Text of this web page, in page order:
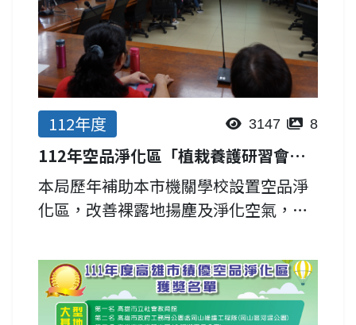
112年度 3147 8
112年空品淨化區「植栽養護研習會」2場次
本局歷年補助本市機關學校設置空品淨
化區，改善裸露地揚塵及淨化空氣，為
質，特敦聘兩位專家學者講授植栽栽
種、修剪、養護等相關課程。 第一場於
112年11月29日下午14...